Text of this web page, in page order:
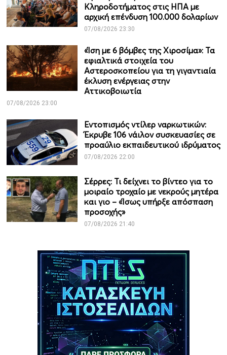
Κληροδοτήματος στις ΗΠΑ με
αρχική επένδυση 100.000 δολαρίων
07/08/2026 23:30
«Ίση με 6 βόμβες της Χιροσίμα»: Τα
εφιαλτικά στοιχεία του
Αστεροσκοπείου για τη γιγαντιαία
έκλυση ενέργειας στην
Αττικοβοιωτία
07/08/2026 23:00
Εντοπισμός ντίλερ ναρκωτικών:
Έκρυβε 106 νάιλον συσκευασίες σε
προαύλιο εκπαιδευτικού ιδρύματος
07/08/2026 22:00
Σέρρες: Τι δείχνει το βίντεο για το
μοιραίο τροχαίο με νεκρούς μητέρα
και γιο – «Ίσως υπήρξε απόσπαση
προσοχής»
07/08/2026 21:40